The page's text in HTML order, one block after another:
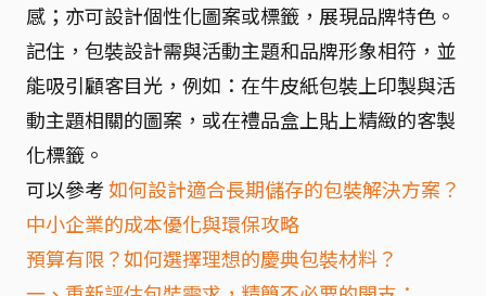
感；亦可設計個性化圖案或標籤，展現品牌特色。
記住，包裝設計需與活動主題和品牌形象相符，並
能吸引顧客目光，例如：在牛皮紙包裝上印製與活
動主題相關的圖案，或在禮品盒上貼上精緻的客製
化標籤。
可以參考如何設計適合長期儲存的包裝解決方案？
中小企業的成本優化與環保攻略
預算有限？如何選擇理想的慶典包裝材料？